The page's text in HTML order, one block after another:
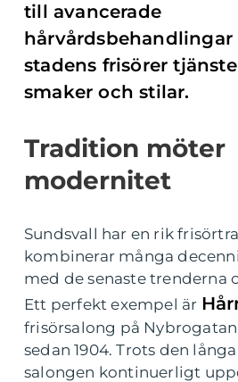
till avancerade
stadens frisörer
smaker och stilar.
Tradition möter
modernitet
Sundsvall har en rik
kombinerar många
med de senaste trenderna
Ett perfekt exempel är
frisörsalong på
sedan 1904. Trots den
salongen kontinuerligt